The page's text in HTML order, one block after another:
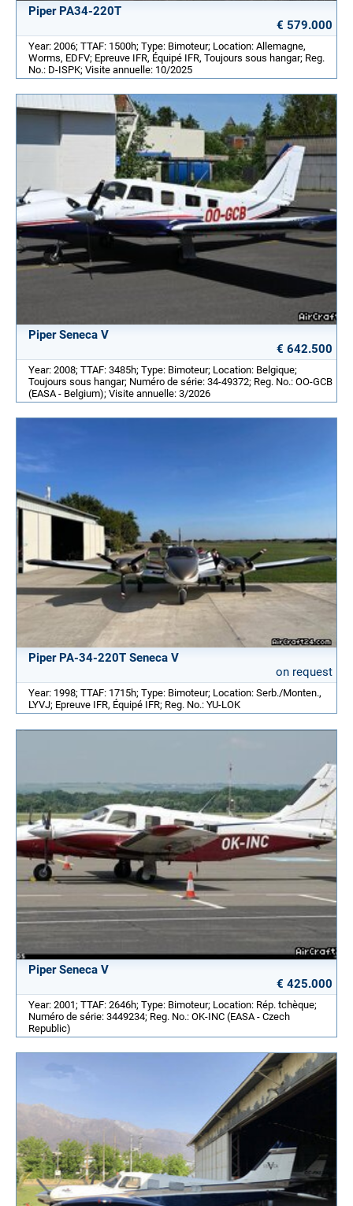
Piper PA34-220T
€ 579.000
Year: 2006; TTAF: 1500h; Type: Bimoteur; Location: Allemagne,
Worms, EDFV; Epreuve IFR, Équipé IFR, Toujours sous hangar; Reg.
No.: D-ISPK; Visite annuelle: 10/2025
Piper Seneca V
€ 642.500
Year: 2008; TTAF: 3485h; Type: Bimoteur; Location: Belgique;
Toujours sous hangar; Numéro de série: 34-49372; Reg. No.: OO-GCB
(EASA - Belgium); Visite annuelle: 3/2026
Piper PA-34-220T Seneca V
on request
Year: 1998; TTAF: 1715h; Type: Bimoteur; Location: Serb./Monten.,
LYVJ; Epreuve IFR, Équipé IFR; Reg. No.: YU-LOK
Piper Seneca V
€ 425.000
Year: 2001; TTAF: 2646h; Type: Bimoteur; Location: Rép. tchèque;
Numéro de série: 3449234; Reg. No.: OK-INC (EASA - Czech
Republic)